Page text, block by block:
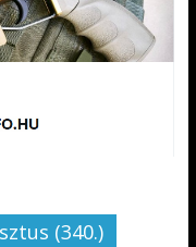
(340.)